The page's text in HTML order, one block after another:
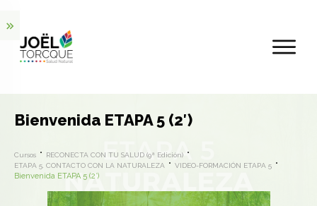
Bienvenida ETAPA 5 (2′)
Cursos
RECONECTA CON TU SALUD (9ª Edición)
ETAPA 5. CONTACTO CON LA NATURALEZA
VIDEO-FORMACIÓN ETAPA 5
Bienvenida ETAPA 5 (2′)